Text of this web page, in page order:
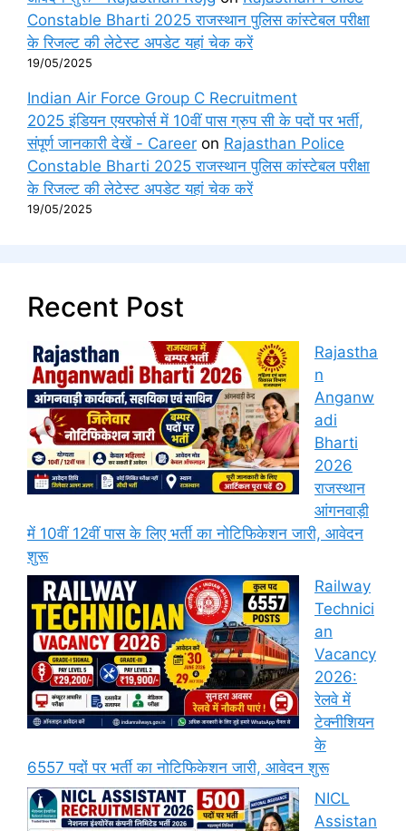
Constable Bharti 2025 राजस्थान पुलिस कांस्टेबल परीक्षा
के रिजल्ट की लेटेस्ट अपडेट यहां चेक करें
19/05/2025
Indian Air Force Group C Recruitment
2025 इंडियन एयरफोर्स में 10वीं पास ग्रुप सी के पदों पर भर्ती,
संपूर्ण जानकारी देखें - Career on Rajasthan Police
Constable Bharti 2025 राजस्थान पुलिस कांस्टेबल परीक्षा
के रिजल्ट की लेटेस्ट अपडेट यहां चेक करें
19/05/2025
Recent Post
Rajastha
n
Anganw
adi
Bharti
2026
राजस्थान
आंगनवाड़ी
में 10वीं 12वीं पास के लिए भर्ती का नोटिफिकेशन जारी, आवेदन
शुरू
Railway
Technici
an
Vacancy
2026:
रेलवे में
टेक्नीशियन
के
6557 पदों पर भर्ती का नोटिफिकेशन जारी, आवेदन शुरू
NICL
Assistan